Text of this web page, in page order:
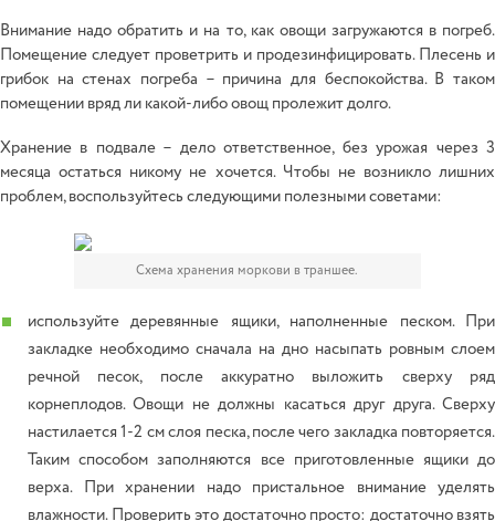
Внимание надо обратить и на то, как овощи загружаются в погреб.
Помещение следует проветрить и продезинфицировать. Плесень и
грибок на стенах погреба – причина для беспокойства. В таком
помещении вряд ли какой-либо овощ пролежит долго.
Хранение в подвале – дело ответственное, без урожая через 3
месяца остаться никому не хочется. Чтобы не возникло лишних
проблем, воспользуйтесь следующими полезными советами:
Схема хранения моркови в траншее.
используйте деревянные ящики, наполненные песком. При
закладке необходимо сначала на дно насыпать ровным слоем
речной песок, после аккуратно выложить сверху ряд
корнеплодов. Овощи не должны касаться друг друга. Сверху
настилается 1-2 см слоя песка, после чего закладка повторяется.
Таким способом заполняются все приготовленные ящики до
верха. При хранении надо пристальное внимание уделять
влажности. Проверить это достаточно просто: достаточно взять